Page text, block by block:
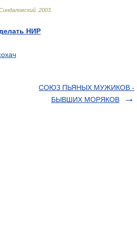
2003
НИР
СОЮЗ ПЬЯНЫХ МУЖИКОВ -
БЫВШИХ МОРЯКОВ